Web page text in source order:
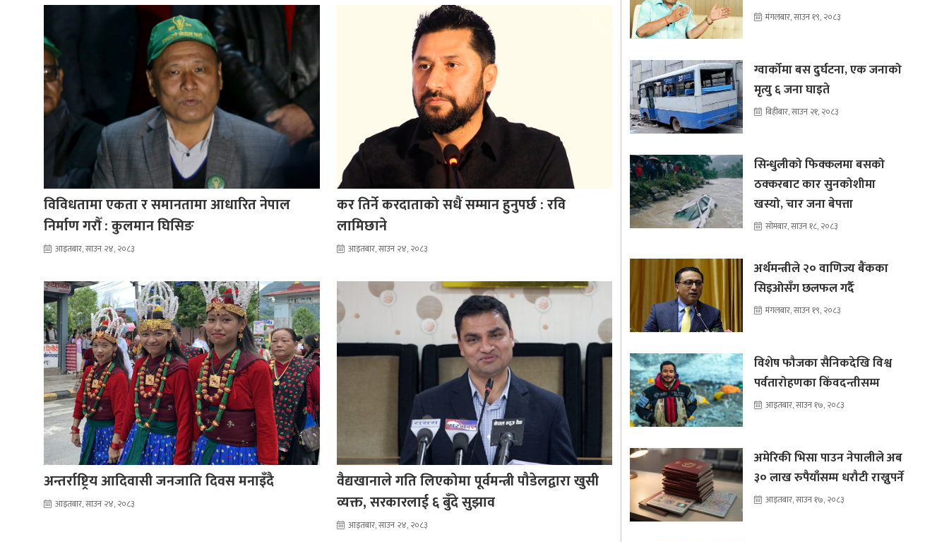
विविधतामा एकता र समानतामा आधारित नेपाल
निर्माण गरौँ : कुलमान घिसिङ
आइतबार, साउन २४, २०८३
कर तिर्ने करदाताको सधैं सम्मान हुनुपर्छ : रवि
लामिछाने
आइतबार, साउन २४, २०८३
अन्तर्राष्ट्रिय आदिवासी जनजाति दिवस मनाइँदै
आइतबार, साउन २४, २०८३
वैद्यखानाले गति लिएकोमा पूर्वमन्त्री पौडेलद्वारा खुसी
व्यक्त, सरकारलाई ६ बुँदे सुझाव
आइतबार, साउन २४, २०८३
मंगलबार, साउन १९, २०८३
ग्वार्कोमा बस दुर्घटना, एक जनाको
मृत्यु ६ जना घाइते
बिहीबार, साउन २१, २०८३
सिन्धुलीको फिक्कलमा बसको
ठक्करबाट कार सुनकोशीमा
खस्यो, चार जना बेपत्ता
सोमबार, साउन १८, २०८३
अर्थमन्त्रीले २० वाणिज्य बैंकका
सिइओसँग छलफल गर्दै
मंगलबार, साउन १९, २०८३
विशेष फौजका सैनिकदेखि विश्व
पर्वतारोहणका किंवदन्तीसम्म
आइतबार, साउन १७, २०८३
अमेरिकी भिसा पाउन नेपालीले अब
३० लाख रुपैयाँसम्म धरौटी राख्नुपर्ने
आइतबार, साउन १७, २०८३